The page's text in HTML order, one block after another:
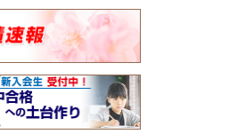
柏芳ビル４階が市進学院綾瀬教室にな